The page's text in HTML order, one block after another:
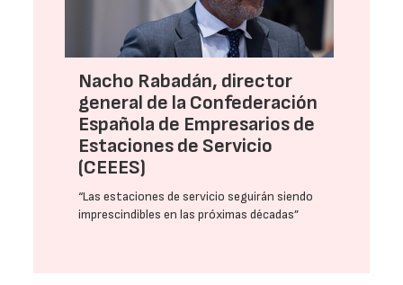
Nacho Rabadán, director
general de la Confederación
Española de Empresarios de
Estaciones de Servicio
(CEEES)
“Las estaciones de servicio seguirán siendo
imprescindibles en las próximas décadas”